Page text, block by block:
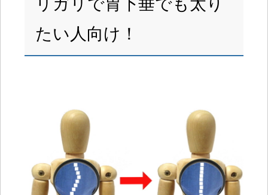
リガリで胃下垂でも太り
たい人向け！